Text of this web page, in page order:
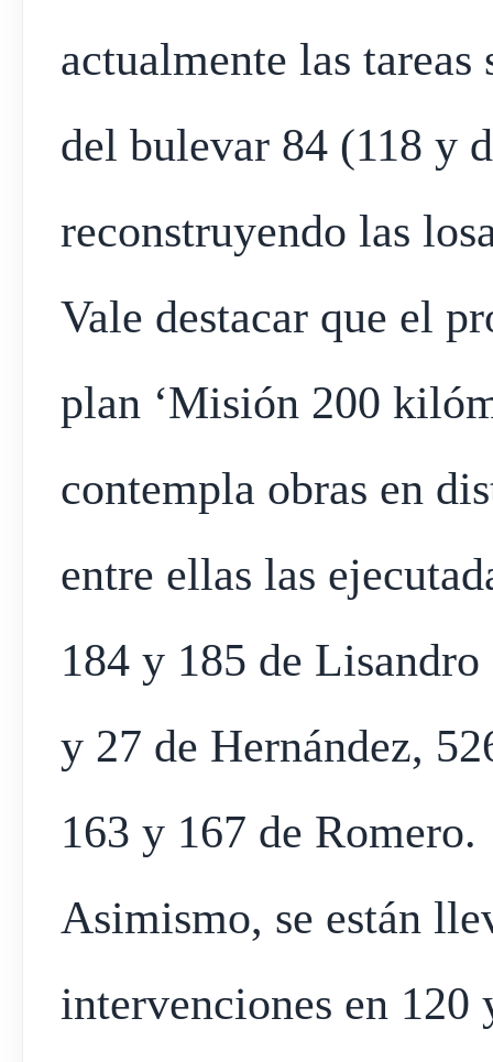
actualmente las
del bulevar 84 (118 y
reconstruyendo las
Vale destacar que el
plan ‘Misión 200
contempla obras en
entre ellas las
184 y 185 de
y 27 de Hernández,
163 y 167 de Romero.
Asimismo, se están
intervenciones en 120